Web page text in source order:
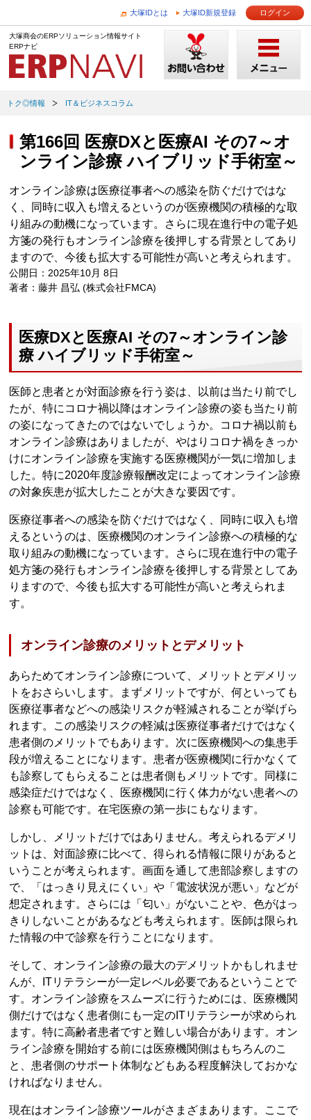
大塚IDとは 大塚ID新規登録 ログイン
大塚商会のERPソリューション情報サイト
ERPナビ
トク◎情報 IT＆ビジネスコラム
第166回 医療DXと医療AI その7～オ
ンライン診療 ハイブリッド手術室～
オンライン診療は医療従事者への感染を防ぐだけではな
く、同時に収入も増えるというのが医療機関の積極的な取
り組みの動機になっています。さらに現在進行中の電子処
方箋の発行もオンライン診療を後押しする背景としてあり
ますので、今後も拡大する可能性が高いと考えられます。
公開日：2025年10月 8日
著者：藤井 昌弘 (株式会社FMCA)
医療DXと医療AI その7～オンライン診
療 ハイブリッド手術室～
医師と患者とが対面診療を行う姿は、以前は当たり前でし
たが、特にコロナ禍以降はオンライン診療の姿も当たり前
の姿になってきたのではないでしょうか。コロナ禍以前も
オンライン診療はありましたが、やはりコロナ禍をきっか
けにオンライン診療を実施する医療機関が一気に増加しま
した。特に2020年度診療報酬改定によってオンライン診療
の対象疾患が拡大したことが大きな要因です。
医療従事者への感染を防ぐだけではなく、同時に収入も増
えるというのは、医療機関のオンライン診療への積極的な
取り組みの動機になっています。さらに現在進行中の電子
処方箋の発行もオンライン診療を後押しする背景としてあ
りますので、今後も拡大する可能性が高いと考えられま
す。
オンライン診療のメリットとデメリット
あらためてオンライン診療について、メリットとデメリッ
トをおさらいします。まずメリットですが、何といっても
医療従事者などへの感染リスクが軽減されることが挙げら
れます。この感染リスクの軽減は医療従事者だけではなく
患者側のメリットでもあります。次に医療機関への集患手
段が増えることになります。患者が医療機関に行かなくて
も診察してもらえることは患者側もメリットです。同様に
感染症だけではなく、医療機関に行く体力がない患者への
診察も可能です。在宅医療の第一歩にもなります。
しかし、メリットだけではありません。考えられるデメリ
ットは、対面診療に比べて、得られる情報に限りがあると
いうことが考えられます。画面を通して患部診察しますの
で、「はっきり見えにくい」や「電波状況が悪い」などが
想定されます。さらには「匂い」がないことや、色がはっ
きりしないことがあるなども考えられます。医師は限られ
た情報の中で診察を行うことになります。
そして、オンライン診療の最大のデメリットかもしれませ
んが、ITリテラシーが一定レベル必要であるということで
す。オンライン診療をスムーズに行うためには、医療機関
側だけではなく患者側にも一定のITリテラシーが求められ
ます。特に高齢者患者ですと難しい場合があります。オン
ライン診療を開始する前には医療機関側はもちろんのこ
と、患者側のサポート体制などもある程度解決しておかな
ければなりません。
現在はオンライン診療ツールがさまざまあります。ここで